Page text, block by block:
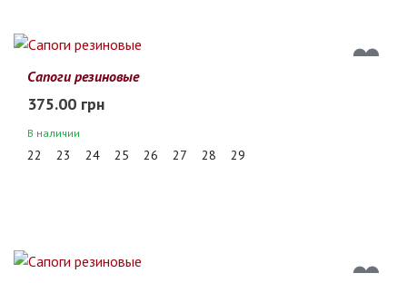
Сапоги резиновые
375.00 грн
В наличии
22 23 24 25 26 27 28 29